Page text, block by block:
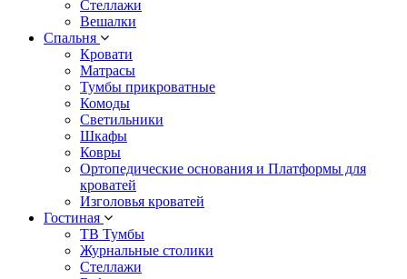
Стеллажи
Вешалки
Cпальня
Кровати
Матрасы
Тумбы прикроватные
Комоды
Светильники
Шкафы
Ковры
Ортопедические основания и Платформы для
кроватей
Изголовья кроватей
Гостиная
ТВ Тумбы
Журнальные столики
Стеллажи